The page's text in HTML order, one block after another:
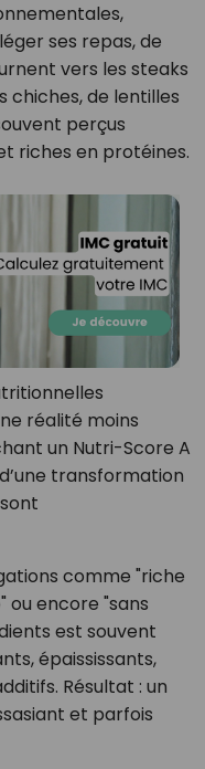
ses repas, de
vers les steaks
chiches, de lentilles
perçus
riches en protéines.
réalité moins
un Nutri-Score A
transformation
comme "riche
ou encore "sans
est souvent
épaississants,
Résultat : un
et parfois